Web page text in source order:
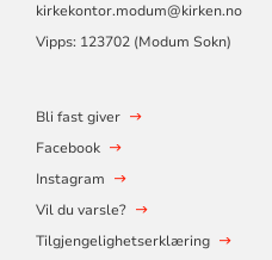
kirkekontor.modum@kirken.no
Vipps: 123702 (Modum Sokn)
Bli fast giver
Facebook
Instagram
Vil du varsle?
Tilgjengelighetserklæring